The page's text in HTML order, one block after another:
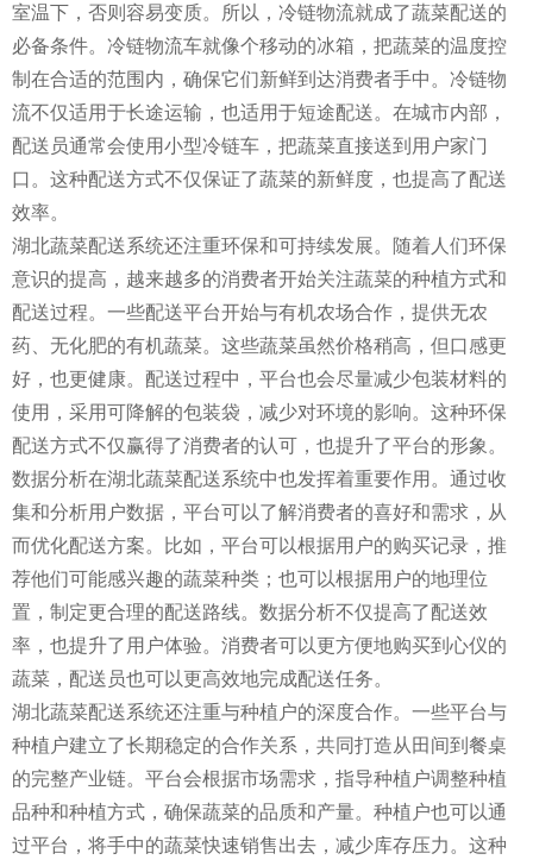
室温下，否则容易变质。所以，冷链物流就成了蔬菜配送的
必备条件。冷链物流车就像个移动的冰箱，把蔬菜的温度控
制在合适的范围内，确保它们新鲜到达消费者手中。冷链物
流不仅适用于长途运输，也适用于短途配送。在城市内部，
配送员通常会使用小型冷链车，把蔬菜直接送到用户家门
口。这种配送方式不仅保证了蔬菜的新鲜度，也提高了配送
效率。
湖北蔬菜配送系统还注重环保和可持续发展。随着人们环保
意识的提高，越来越多的消费者开始关注蔬菜的种植方式和
配送过程。一些配送平台开始与有机农场合作，提供无农
药、无化肥的有机蔬菜。这些蔬菜虽然价格稍高，但口感更
好，也更健康。配送过程中，平台也会尽量减少包装材料的
使用，采用可降解的包装袋，减少对环境的影响。这种环保
配送方式不仅赢得了消费者的认可，也提升了平台的形象。
数据分析在湖北蔬菜配送系统中也发挥着重要作用。通过收
集和分析用户数据，平台可以了解消费者的喜好和需求，从
而优化配送方案。比如，平台可以根据用户的购买记录，推
荐他们可能感兴趣的蔬菜种类；也可以根据用户的地理位
置，制定更合理的配送路线。数据分析不仅提高了配送效
率，也提升了用户体验。消费者可以更方便地购买到心仪的
蔬菜，配送员也可以更高效地完成配送任务。
湖北蔬菜配送系统还注重与种植户的深度合作。一些平台与
种植户建立了长期稳定的合作关系，共同打造从田间到餐桌
的完整产业链。平台会根据市场需求，指导种植户调整种植
品种和种植方式，确保蔬菜的品质和产量。种植户也可以通
过平台，将手中的蔬菜快速销售出去，减少库存压力。这种